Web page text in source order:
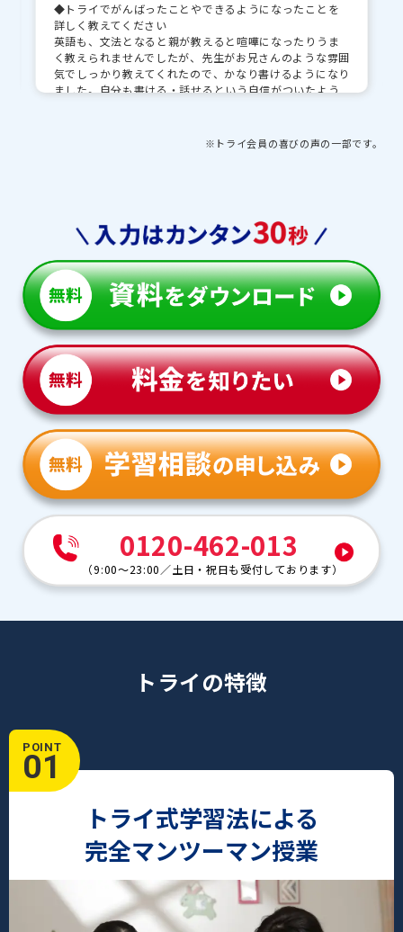
◆トライでがんばったことやできるようになったことを
詳しく教えてください
英語も、文法となると親が教えると喧嘩になったりうま
く教えられませんでしたが、先生がお兄さんのような雰囲
気でしっかり教えてくれたので、かなり書けるようになり
ました。自分も書ける・話せるという自信がついたよう
に相談したところ、オンラインで画面に書いたものを見
せていただいて指導してもらえました。授業のノートもデ
れいにノート書けるようになりました。
うになったことを教えてください
集団の場合だとフィードバックに時間がかかりますが、
トライは1対1なのでその場で教えてもらえるのが、子ど
もに合っていました。
塾ではなかなか質問できないということもありました
が、トライだと1対1だと気軽に質問でき、指導前にわか
らないところを共有してすぐ解決できました。
◆先生・教育プランナーとの思い出や印象的な出来事を
教えてください
対面だった時もオンラインになっても、優しく声をかけて
くれました。プランナーの方も親身になってくれました。
塾だと保護者様のみの面談が多いですが、「良ければお
子さまも」と、本人との面談時間を取ってくれたのが印象
的でした。最初の面談時も準備してくれたり、"本人
が"どうなのか、困っていることはないかを上手に聞き出
さったのが良かったです。
※トライ会員の喜びの声の一部です。
0120-462-013
（9:00～23:00 ／土日・祝日も受付しております）
トライの特徴
POINT
01
トライ式学習法による
完全マンツーマン授業